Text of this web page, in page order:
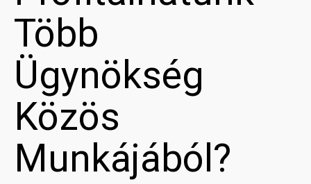
Több
Ügynökség
Közös
Munkájából?